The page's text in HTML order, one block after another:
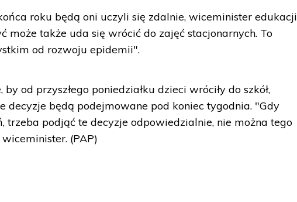
roku będą oni uczyli się zdalnie, wiceminister edukacji
może także uda się wrócić do zajęć stacjonarnych. To
od rozwoju epidemii".
od przyszłego poniedziałku dzieci wróciły do szkół,
decyzje będą podejmowane pod koniec tygodnia. "Gdy
trzeba podjąć te decyzje odpowiedzialnie, nie można tego
(PAP)